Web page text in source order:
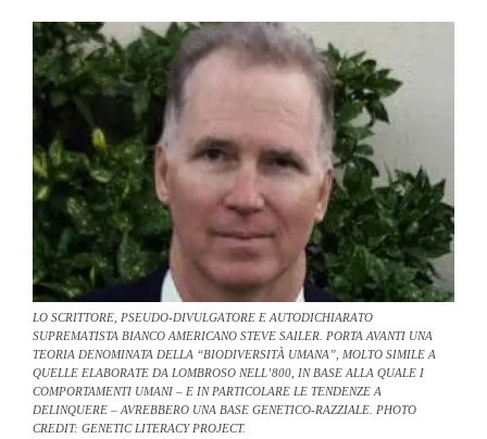
LO SCRITTORE, PSEUDO-DIVULGATORE E AUTODICHIARATO
SUPREMATISTA BIANCO AMERICANO STEVE SAILER. PORTA AVANTI UNA
TEORIA DENOMINATA DELLA “BIODIVERSITÀ UMANA”, MOLTO SIMILE A
QUELLE ELABORATE DA LOMBROSO NELL’800, IN BASE ALLA QUALE I
COMPORTAMENTI UMANI – E IN PARTICOLARE LE TENDENZE A
DELINQUERE – AVREBBERO UNA BASE GENETICO-RAZZIALE. PHOTO
CREDIT: GENETIC LITERACY PROJECT.